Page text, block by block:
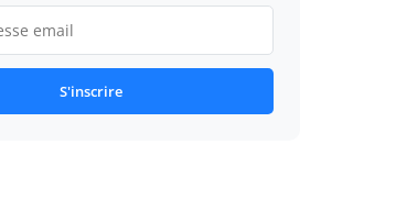
S'inscrire